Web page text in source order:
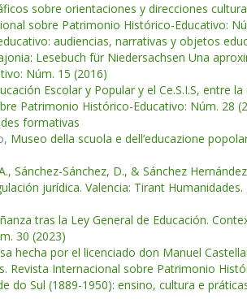
sobre orientaciones y direcciones
sobre Patrimonio Histórico-Educativo:
audiencias, narrativas y objetos
Lesebuch für Niedersachsen Una
Núm. 15 (2016)
Escolar y Popular y el Ce.S.I.S, entre
Patrimonio Histórico-Educativo: Núm. 28
formativas
Museo della scuola e dell’educazione
Sánchez-Sánchez, D., & Sánchez
jurídica. Valencia: Tirant Humanidades.
tras la Ley General de Educación.
30 (2023)
hecha por el licenciado don Manuel
Revista Internacional sobre Patrimonio
do Sul (1889-1950): ensino, cultura e